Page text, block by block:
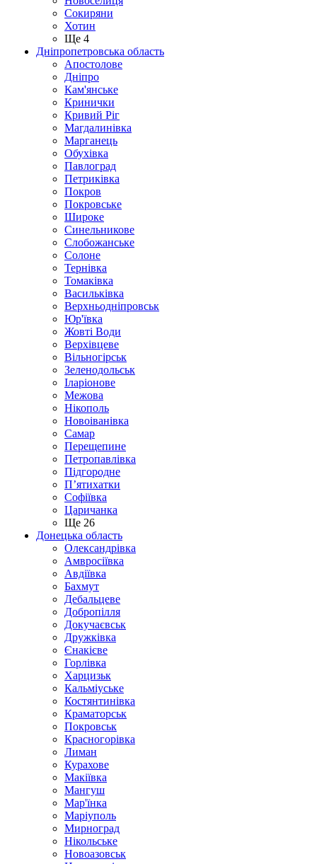
Сокиряни
Хотин
Ще 4
Дніпропетровська область
Апостолове
Дніпро
Кам'янське
Кринички
Кривий Ріг
Магдалинівка
Марганець
Обухівка
Павлоград
Петриківка
Покров
Покровське
Широке
Синельникове
Слобожанське
Солоне
Тернівка
Томаківка
Васильківка
Верхньодніпровськ
Юр'ївка
Жовті Води
Верхівцеве
Вільногірськ
Зеленодольськ
Іларіонове
Межова
Нікополь
Новоіванівка
Самар
Перещепине
Петропавлівка
Підгородне
П’ятихатки
Софіївка
Царичанка
Ще 26
Донецька область
Олександрівка
Амвросіївка
Авдіївка
Бахмут
Дебальцеве
Добропілля
Докучаєвськ
Дружківка
Єнакієве
Горлівка
Харцизьк
Кальміуське
Костянтинівка
Краматорськ
Покровськ
Красногорівка
Лиман
Курахове
Макіївка
Мангуш
Мар'їнка
Маріуполь
Мирноград
Нікольське
Новоазовськ